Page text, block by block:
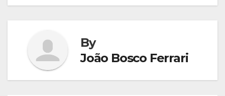
By
João Bosco Ferrari